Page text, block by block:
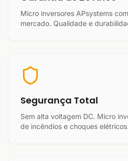
Micro inversores APsystems
mercado. Qualidade e
Segurança Total
Sem alta voltagem DC. Micro
de incêndios e choques elétricos.